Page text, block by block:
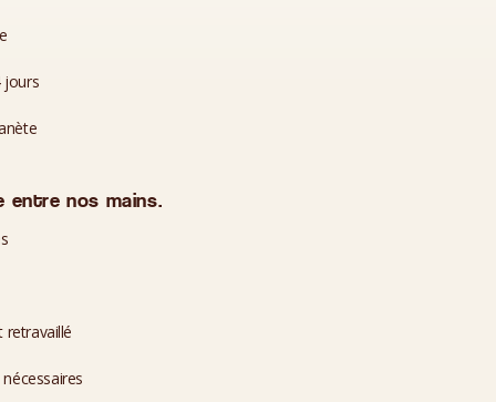
jours
entre nos mains.
retravaillé